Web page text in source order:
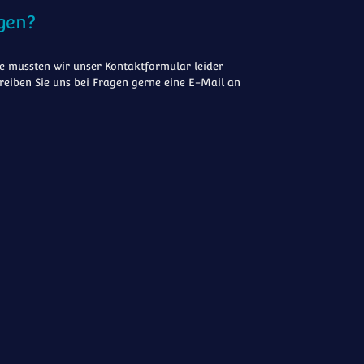
mussten wir unser Kontaktformular leider
Sie uns bei Fragen gerne eine E-Mail an